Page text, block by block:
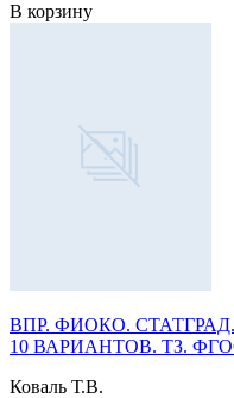
В корзину
ВПР. ФИОКО.
10 ВАРИАНТОВ. ТЗ.
Коваль Т.В.